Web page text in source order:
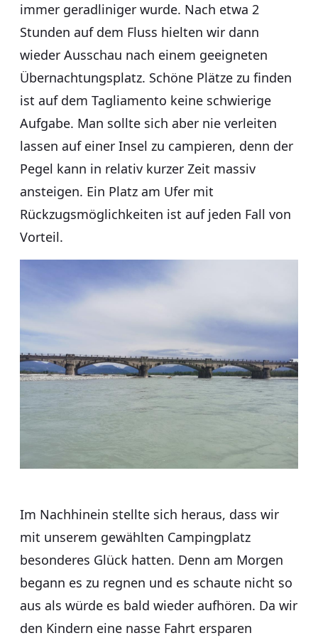
immer geradliniger wurde. Nach etwa 2
Stunden auf dem Fluss hielten wir dann
wieder Ausschau nach einem geeigneten
Übernachtungsplatz. Schöne Plätze zu finden
ist auf dem Tagliamento keine schwierige
Aufgabe. Man sollte sich aber nie verleiten
lassen auf einer Insel zu campieren, denn der
Pegel kann in relativ kurzer Zeit massiv
ansteigen. Ein Platz am Ufer mit
Rückzugsmöglichkeiten ist auf jeden Fall von
Vorteil.
Im Nachhinein stellte sich heraus, dass wir
mit unserem gewählten Campingplatz
besonderes Glück hatten. Denn am Morgen
begann es zu regnen und es schaute nicht so
aus als würde es bald wieder aufhören. Da wir
den Kindern eine nasse Fahrt ersparen